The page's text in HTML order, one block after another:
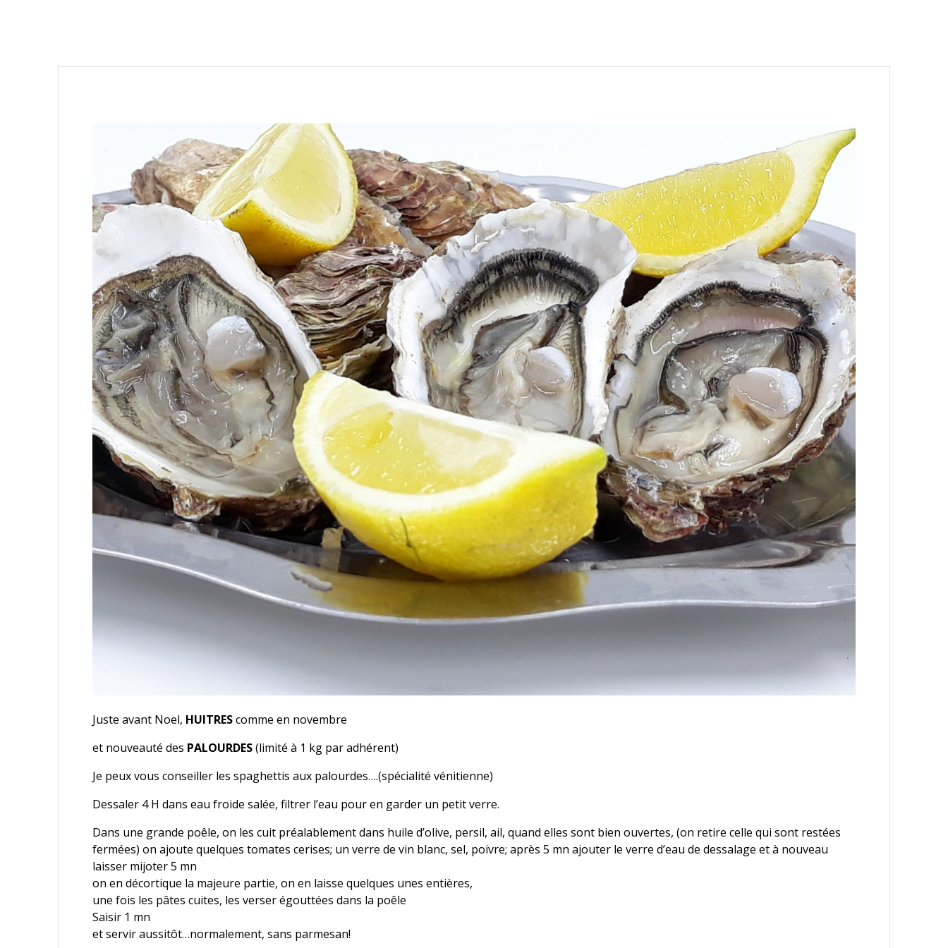
Juste avant Noel, HUITREScomme en novembre
et nouveauté des PALOURDES(limité à 1 kg par adhérent)
Je peux vous conseiller les spaghettis aux palourdes….(spécialité vénitienne)
Dessaler 4 H dans eau froide salée, filtrer l’eau pour en garder un petit verre.
Dans une grande poêle, on les cuit préalablement dans huile d’olive, persil, ail, quand elles sont bien ouvertes, (on retire celle qui sont restées
fermées) on ajoute quelques tomates cerises; un verre de vin blanc, sel, poivre; après 5 mn ajouter le verre d’eau de dessalage et à nouveau
laisser mijoter 5 mn
on en décortique la majeure partie, on en laisse quelques unes entières,
une fois les pâtes cuites, les verser égouttées dans la poêle
Saisir 1 mn
et servir aussitôt…normalement, sans parmesan!